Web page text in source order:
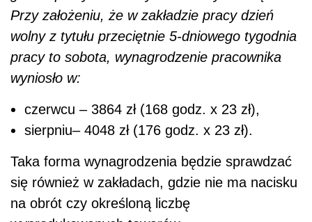
Przy założeniu, że w zakładzie pracy dzień
wolny z tytułu przeciętnie 5-dniowego tygodnia
pracy to sobota, wynagrodzenie pracownika
wyniosło w:
czerwcu – 3864 zł (168 godz. x 23 zł),
sierpniu– 4048 zł (176 godz. x 23 zł).
Taka forma wynagrodzenia będzie sprawdzać
się również w zakładach, gdzie nie ma nacisku
na obrót czy określoną liczbę